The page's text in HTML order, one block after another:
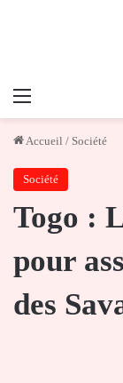
Menu
Accueil / Société
Société
Togo :
pour
des